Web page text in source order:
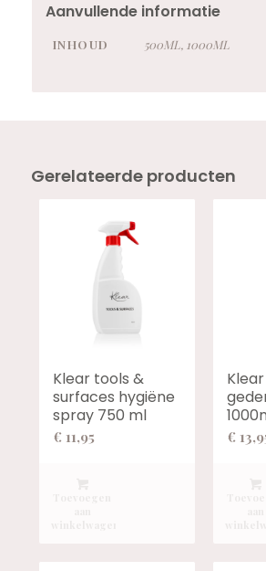
Aanvullende informatie
INHOUD 500ML, 1000ML
Gerelateerde producten
Klear tools &
surfaces hygiëne
spray 750 ml
€ 11,95 €